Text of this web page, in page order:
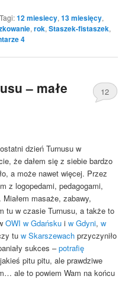
Tagi:12 miesiecy,13 miesięcy,
,rok,Staszek-fistaszek,
4
– małe
12
dzień Turnusu w
że dałem się z siebie bardzo
a może nawet więcej. Przez
z logopedami, pedagogami,
masaże, zabawy,
tu w czasie Turnusu, a także to
OWI w Gdańsku iw Gdyni,w
tuw Skarszewach przyczyniło
sukces –potrafię
pitu pitu, ale prawdziwe
ale to powiem Wam na końcu